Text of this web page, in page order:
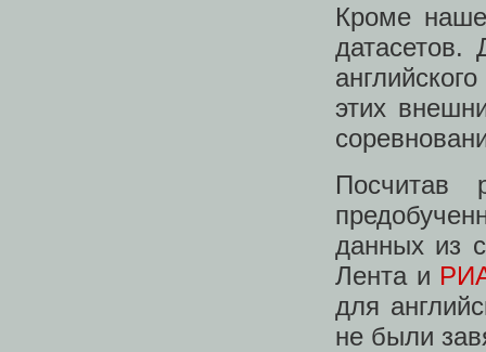
Кроме
датасетов.
этих
Посчитав
данных из
Лента и
для
не были